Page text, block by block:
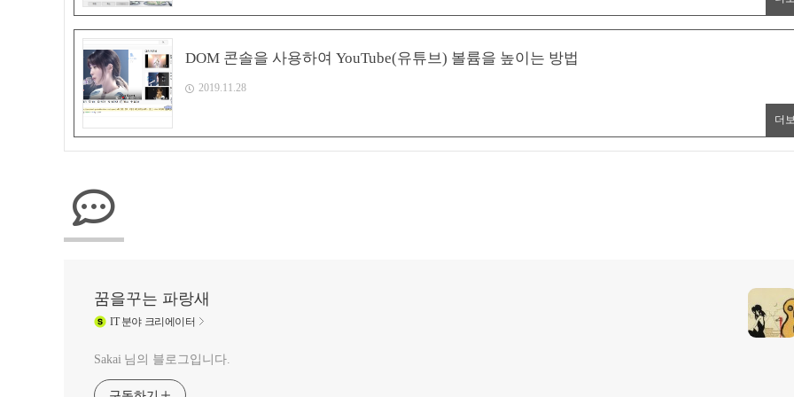
DOM 콘솔을 사용하여 YouTube(유튜브) 볼륨을 높이는 방법
2019.11.28
더
꿈을꾸는 파랑새
IT분야 크리에이터
Sakai 님의 블로그입니다.